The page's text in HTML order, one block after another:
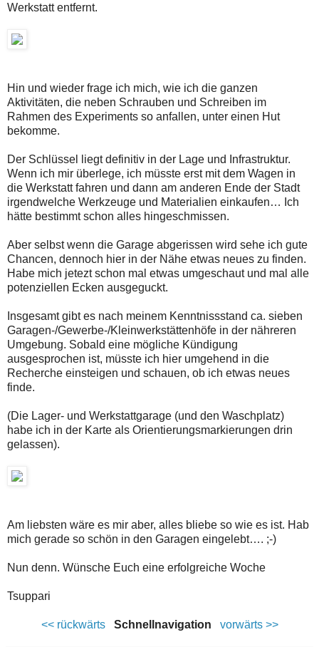
Werkstatt entfernt.
Hin und wieder frage ich mich, wie ich die ganzen
Aktivitäten, die neben Schrauben und Schreiben im
Rahmen des Experiments so anfallen, unter einen Hut
bekomme.
Der Schlüssel liegt definitiv in der Lage und Infrastruktur.
Wenn ich mir überlege, ich müsste erst mit dem Wagen in
die Werkstatt fahren und dann am anderen Ende der Stadt
irgendwelche Werkzeuge und Materialien einkaufen… Ich
hätte bestimmt schon alles hingeschmissen.
Aber selbst wenn die Garage abgerissen wird sehe ich gute
Chancen, dennoch hier in der Nähe etwas neues zu finden.
Habe mich jetezt schon mal etwas umgeschaut und mal alle
potenziellen Ecken ausgeguckt.
Insgesamt gibt es nach meinem Kenntnissstand ca. sieben
Garagen-/Gewerbe-/Kleinwerkstättenhöfe in der nähreren
Umgebung. Sobald eine mögliche Kündigung
ausgesprochen ist, müsste ich hier umgehend in die
Recherche einsteigen und schauen, ob ich etwas neues
finde.
(Die Lager- und Werkstattgarage (und den Waschplatz)
habe ich in der Karte als Orientierungsmarkierungen drin
gelassen).
Am liebsten wäre es mir aber, alles bliebe so wie es ist. Hab
mich gerade so schön in den Garagen eingelebt…. ;-)
Nun denn. Wünsche Euch eine erfolgreiche Woche
Tsuppari
<< rückwärtsSchnellnavigation vorwärts >>